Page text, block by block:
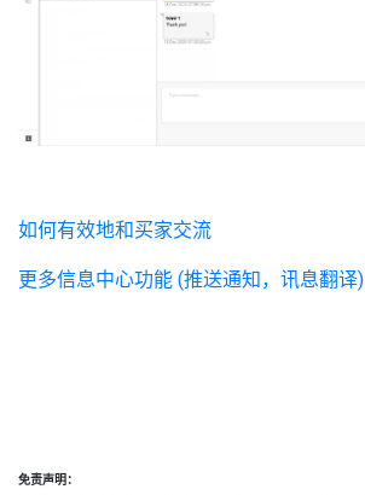
如何有效地和买家交流
更多信息中心功能 (推送通知，讯息翻译)
免责声明：